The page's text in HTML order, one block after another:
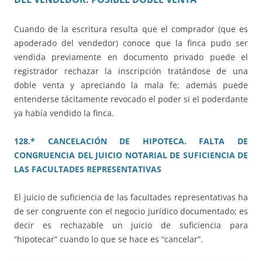
Cuando de la escritura resulta que el comprador (que es
apoderado del vendedor) conoce que la finca pudo ser
vendida previamente en documento privado puede el
registrador rechazar la inscripción tratándose de una
doble venta y apreciando la mala fe; además puede
entenderse tácitamente revocado el poder si el poderdante
ya había vendido la finca.
128.* CANCELACIÓN DE HIPOTECA. FALTA DE
CONGRUENCIA DEL JUICIO NOTARIAL DE SUFICIENCIA DE
LAS FACULTADES REPRESENTATIVAS
El juicio de suficiencia de las facultades representativas ha
de ser congruente con el negocio jurídico documentado; es
decir es rechazable un juicio de suficiencia para
“hipotecar” cuando lo que se hace es “cancelar”.